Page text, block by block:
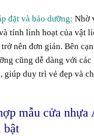
đặt và bảo dưỡng: Nhờ
tính linh hoạt của vật
nên đơn giản. Bên
cũng dễ dàng với các
giúp duy trì vẻ đẹp và
mẫu cửa nhựa
bật